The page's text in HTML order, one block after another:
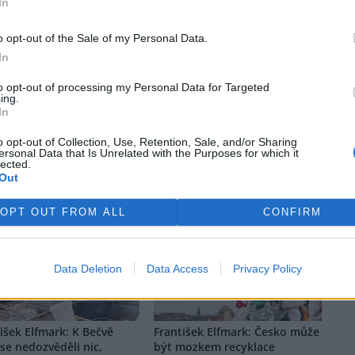
opt-out of the Sale of my Personal Data.
opt-out of processing my Personal Data for Targeted
opt-out of Collection, Use, Retention, Sale, and/or Sharing
Data that Is Unrelated with the Purposes for which it
OPT OUT FROM ALL CONFIRM
Data Deletion Data Access Privacy Policy
pro otevřenou diskuzi. V žádném případě ale nejsou zde
nýbrž jen a pouze názorem autora daného textu. Svůj názor
Rybářství Třeboň
firmy
uvázly, rybáři jsou bez práce
Elfmark: K Bečvě
nedozvěděli nic,
František Elfmark: Česko může
být mozkem recyklace